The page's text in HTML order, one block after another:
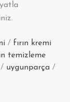
/ fırın kremi
temizleme
/ uygunparça /